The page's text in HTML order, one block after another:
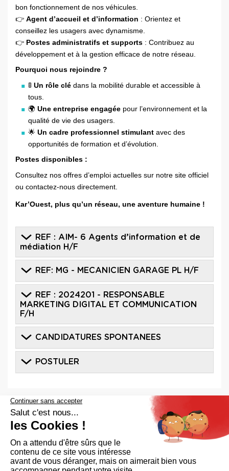
bon fonctionnement de nos véhicules.
👉 Agent d’accueil et d’information : Orientez et
conseillez les usagers avec dynamisme.
👉 Postes administratifs et supports : Contribuez au
développement et à la gestion efficace de notre réseau.
Pourquoi nous rejoindre ?
🚦 Un rôle clé dans la mobilité durable et accessible à
tous.
🌍 Une entreprise engagée pour l’environnement et la
qualité de vie des usagers.
🌟 Un cadre professionnel stimulant avec des
opportunités de formation et d’évolution.
Postes disponibles :
Consultez nos offres d’emploi actuelles sur notre site officiel
ou contactez-nous directement.
Kar’Ouest, plus qu’un réseau, une aventure humaine !
REF : AIM- 6 Agents d’information et de
médiation H/F
REF: MG - MECANICIEN GARAGE PL H/F
REF : 2024201 - RESPONSABLE
MARKETING DIGITAL ET COMMUNICATION
F/H
CANDIDATURES SPONTANEES
POSTULER